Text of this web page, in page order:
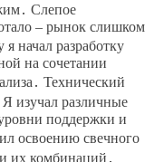
Слепое
– рынок слишком
начал разработку
на сочетании
Технический
Я изучал различные
поддержки и
освоению свечного
их комбинаций․